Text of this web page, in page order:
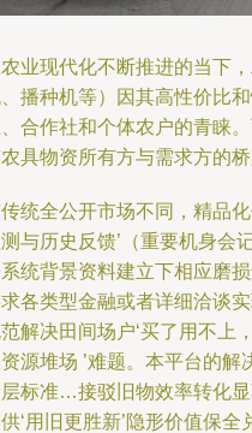
业现代化不断推进的当下
播种机等）因其高性价比
合作社和个体农户的青睐
具物资所有方与需求方的桥
统全公开市场不同，精品
与历史反馈’（重要机身会
统背景资料建立下相应磨
各类型金融或者详细洽谈
解决田间场户‘买了用不上
源堆场 ’难题。本平台的
标准…接驳旧物效率转化
‘用旧更胜新’隐形价值保